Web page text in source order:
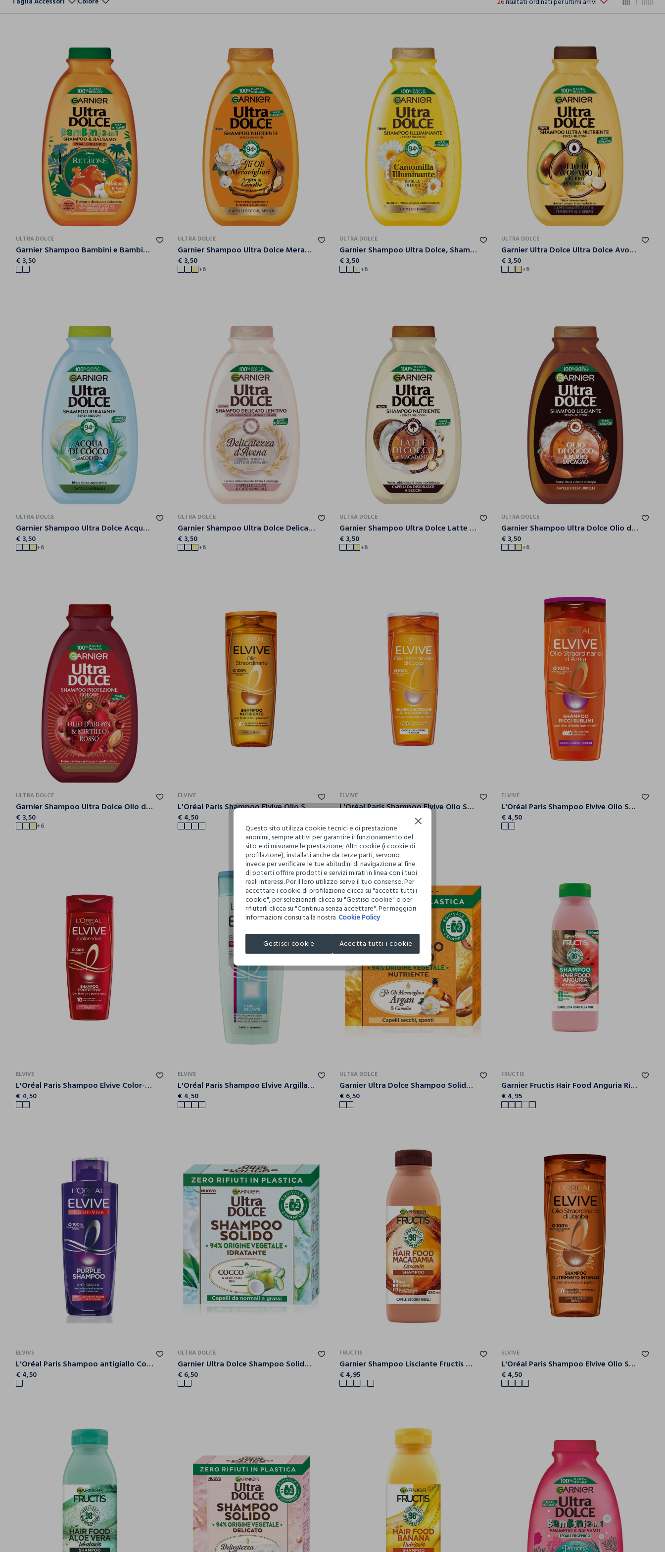
ULTRA DOLCE
Garnier Shampoo Bambini e Bambine Ultra Dolce Bambini Albicocca 2in1, Shampoo Delicato Ideale per i Bambini, 300 ml.
€ 3,50
ULTRA DOLCE
Garnier Shampoo Ultra Dolce Meraviglioso, Shampoo per Capelli Secchi, 300 ml.
€ 3,50
+6
ULTRA DOLCE
Garnier Shampoo Ultra Dolce, Shampoo per Capelli Chiari, Camomilla e Miele, 300 ml.
€ 3,50
+6
ULTRA DOLCE
Garnier Ultra Dolce Ultra Dolce Avocado e Karité, Shampoo per Capelli Ricci, Mossi o Crespi.
€ 3,50
+6
ULTRA DOLCE
Garnier Shampoo Ultra Dolce Acqua di Cocco e Aloe Vera, Idrata i Capelli senza Appesantire, 300 ml.
€ 3,50
+6
ULTRA DOLCE
Garnier Shampoo Ultra Dolce Delicatezza d'Avena, Shampoo per Capelli e Cute Delicati, 300 ml.
€ 3,50
+6
ULTRA DOLCE
Garnier Shampoo Ultra Dolce Latte di Cocco e Macadamia, Capelli Morbidi e Setosi, 300 ml.
€ 3,50
+6
ULTRA DOLCE
Garnier Shampoo Ultra Dolce Olio di Cocco e Burro di Cacao, Shampoo per Capelli Crespi, 300 ml.
€ 3,50
+6
ULTRA DOLCE
Garnier Shampoo Ultra Dolce Olio di Argan e Mirtillo Rosso, Shampoo per Capelli Colorati, 300 ml.
€ 3,50
+6
ELVIVE
L'Oréal Paris Shampoo Elvive Olio Straordinario, Azione Nutriente per Capelli Secchi, 250 ml.
€ 4,50
ELVIVE
L'Oréal Paris Shampoo Elvive Olio Straordinario Cocco, Per Capelli da Normali a Secchi, 250 ml.
ELVIVE
L'Oréal Paris Shampoo Elvive Olio Straordinario Ricci Sublimi, Per Capelli Ricci e Secchi, 250 ml.
€ 4,50
ELVIVE
L'Oréal Paris Shampoo Elvive Color-Vive, Per Capelli Colorati o con Mèches, 250 ml.
€ 4,50
ELVIVE
L'Oréal Paris Shampoo Elvive Argilla Straordinaria, Azione Purificante e Districante, 250 ml.
€ 4,50
ULTRA DOLCE
Garnier Ultra Dolce Shampoo Solido con Oli meravigliosi di Argan e Camelia, Per capelli secchi e spenti, Con packaging 100% ecologico plastic-free, 60 gr.
€ 6,50
FRUCTIS
Garnier Fructis Hair Food Anguria Rivitalizzante, Shampoo per Capelli Fini, 96% di Ingredienti di Origine Naturale, Senza Siliconi.
€ 4,95
ELVIVE
L'Oréal Paris Shampoo antigiallo Color Vive Purple, Shampoo antigiallo per capelli schiariti, biondi, decolorati e grigi, 200 ml.
€ 4,50
ULTRA DOLCE
Garnier Ultra Dolce Shampoo Solido Cocco e Aloe vera, Per capelli da normali a grassi, Con packaging 100% ecologico plastic-free, 60 gr.
€ 6,50
FRUCTIS
Garnier Shampoo Lisciante Fructis Hair Food, Shampoo lisicante macadamia per capelli da lisciare, 350 ml.
€ 4,95
ELVIVE
L'Oréal Paris Shampoo Elvive Olio Straordinario, Crema-olio per Capelli Secchi, 250 ml.
€ 4,50
Questo sito utilizza cookie tecnici e di prestazione
anonimi, sempre attivi per garantire il funzionamento del
sito e di misurarne le prestazione; Altri cookie (i cookie di
profilazione), installati anche da terze parti, servono
invece per verificare le tue abitudini di navigazione al fine
di poterti offrire prodotti e servizi mirati in linea con i tuoi
reali interessi. Per il loro utilizzo serve il tuo consenso. Per
accettare i cookie di profilazione clicca su "accetta tutti i
cookie", per selezionarli clicca su "Gestisci cookie" o per
rifiutarli clicca su "Continua senza accettare". Per maggiori
informazioni consulta la nostra Cookie Policy
Gestisci cookie Accetta tutti i cookie
Continua senza accettare